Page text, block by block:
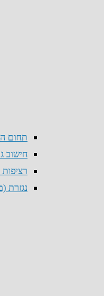
תחום
חישוב
נגזרת